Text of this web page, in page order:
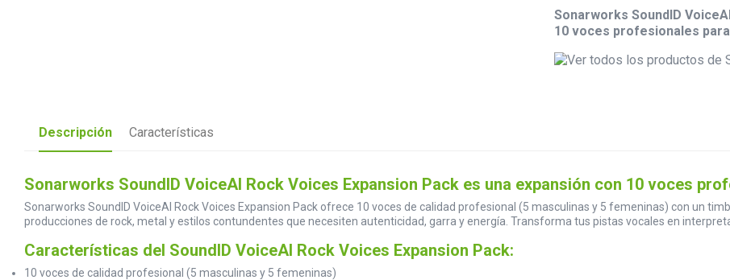
Sonarworks SoundID
10 voces profesionales
Descripción Características
Sonarworks SoundID VoiceAI Rock Voices Expansion Pack es una expansión con 10 voces
Sonarworks SoundID VoiceAI Rock Voices Expansion Pack ofrece 10 voces de calidad profesional (5 masculinas y 5 femeninas) con un
producciones de rock, metal y estilos contundentes que necesiten autenticidad, garra y energía. Transforma tus pistas vocales en
Características del SoundID VoiceAI Rock Voices Expansion Pack:
10 voces de calidad profesional (5 masculinas y 5 femeninas)